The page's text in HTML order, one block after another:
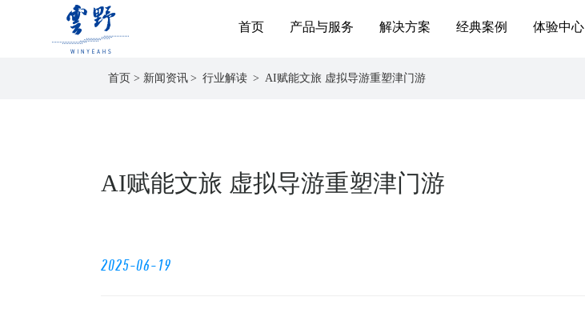
首页 产品与服务 解决方案 经典案例 体验中心
首页 > 新闻资讯 行业解读 AI赋能文旅 虚拟导游重塑津门游
AI赋能文旅 虚拟导游重塑津门游
2025-06-19